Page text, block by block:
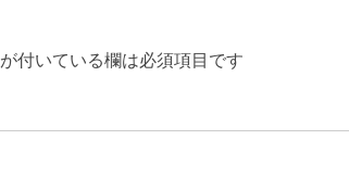
が付いている欄は必須項目です